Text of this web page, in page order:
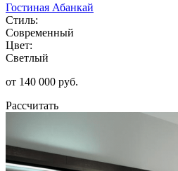
Гостиная Абанкай
Стиль:
Современный
Цвет:
Светлый
от 140 000 руб.
Рассчитать